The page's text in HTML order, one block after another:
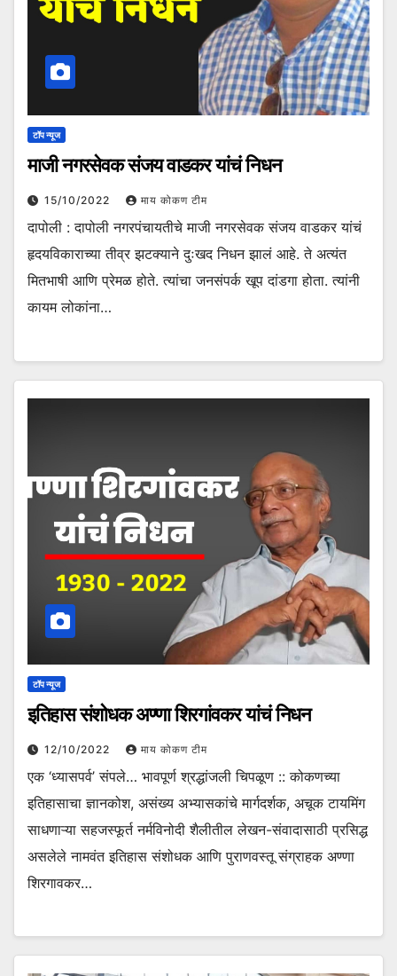
टॉप न्यूज
माजी नगरसेवक संजय वाडकर यांचं निधन
15/10/2022 माय कोकण टीम
दापोली : दापोली नगरपंचायतीचे माजी नगरसेवक संजय वाडकर यांचं
हृदयविकाराच्या तीव्र झटक्याने दुःखद निधन झालं आहे. ते अत्यंत
मितभाषी आणि प्रेमळ होते. त्यांचा जनसंपर्क खूप दांडगा होता. त्यांनी
कायम लोकांना…
टॉप न्यूज
इतिहास संशोधक अण्णा शिरगांवकर यांचं निधन
12/10/2022 माय कोकण टीम
एक ‘ध्यासपर्व’ संपले… भावपूर्ण श्रद्धांजली चिपळूण :: कोकणच्या
इतिहासाचा ज्ञानकोश, असंख्य अभ्यासकांचे मार्गदर्शक, अचूक टायमिंग
साधणाऱ्या सहजस्फूर्त नर्मविनोदी शैलीतील लेखन-संवादासाठी प्रसिद्ध
असलेले नामवंत इतिहास संशोधक आणि पुराणवस्तू संग्राहक अण्णा
शिरगावकर…